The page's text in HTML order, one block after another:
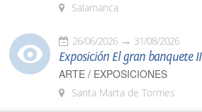
Salamanca
26/06/2026 31/08/2026
Exposición El gran banquete II
ARTE / EXPOSICIONES
Santa Marta de Tormes